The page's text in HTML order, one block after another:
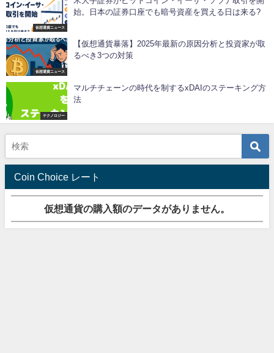
仮想通貨ニュース
始。日本の証券口座でも暗号資産を買える日は来る?
仮想通貨ニュース
【仮想通貨暴落】2025年最新の原因分析と投資家が取
るべき3つの対策
テクノロジー
マルチチェーンの時代を制するxDAIのステーキング方
法
Coin Choice レート
仮想通貨の購入額のデータがありません。